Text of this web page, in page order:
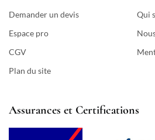
Demander un devis
Espace pro
CGV
Plan du site
Qui
Assurances et Certifications